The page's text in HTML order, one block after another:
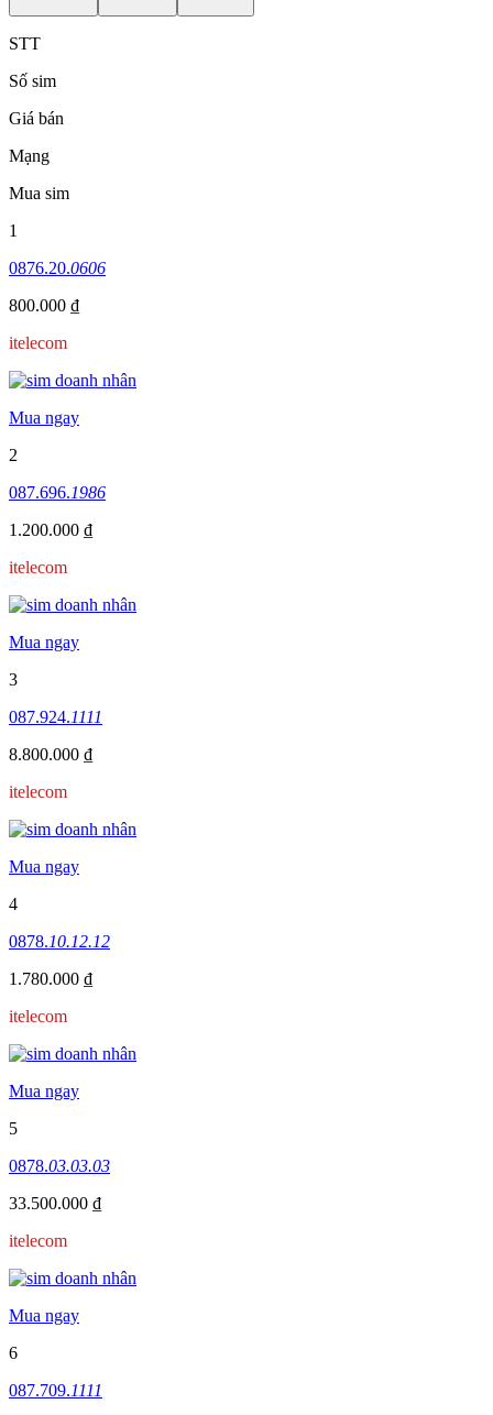
STT
Số sim
Giá bán
Mạng
Mua sim
1
0876.20.0606
800.000 ₫
itelecom
Mua ngay
2
087.696.1986
1.200.000 ₫
itelecom
Mua ngay
3
087.924.1111
8.800.000 ₫
itelecom
Mua ngay
4
0878.10.12.12
1.780.000 ₫
itelecom
Mua ngay
5
0878.03.03.03
33.500.000 ₫
itelecom
Mua ngay
6
087.709.1111